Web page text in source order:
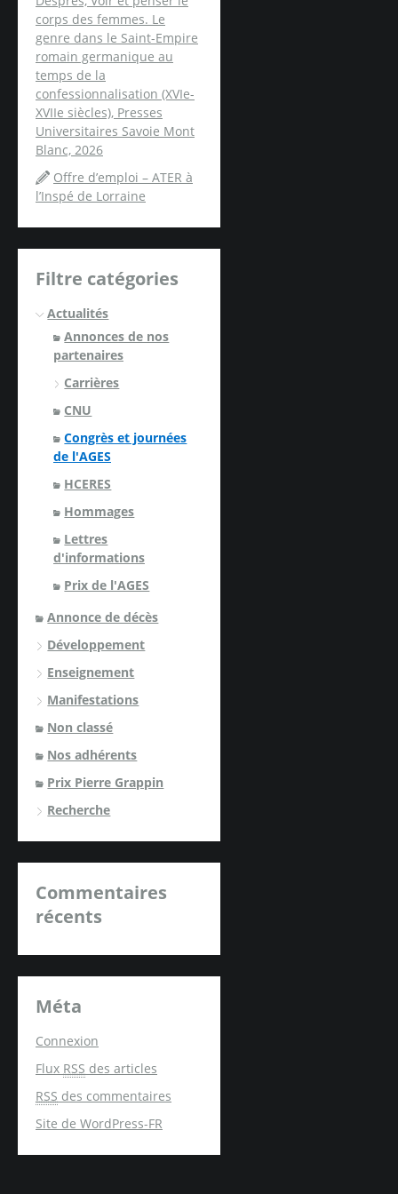
corps des femmes. Le
genre dans le Saint-Empire
romain germanique au
temps de la
confessionnalisation (XVIe-
XVIIe siècles), Presses
Universitaires Savoie Mont
Blanc, 2026
Offre d’emploi – ATER à
l’Inspé de Lorraine
Filtre catégories
Actualités
Annonces de nos
partenaires
Carrières
CNU
Congrès et journées
de l'AGES
HCERES
Hommages
Lettres
d'informations
Prix de l'AGES
Annonce de décès
Développement
Enseignement
Manifestations
Non classé
Nos adhérents
Prix Pierre Grappin
Recherche
Commentaires
récents
Méta
Connexion
Flux RSS des articles
RSS des commentaires
Site de WordPress-FR